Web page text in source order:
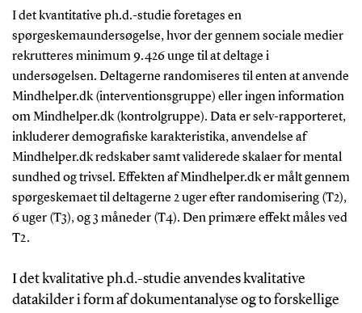
I det kvantitative ph.d.-studie foretages en
spørgeskemaundersøgelse, hvor der gennem sociale medier
rekrutteres minimum 9.426 unge til at deltage i
undersøgelsen. Deltagerne randomiseres til enten at anvende
Mindhelper.dk (interventionsgruppe) eller ingen information
om Mindhelper.dk (kontrolgruppe). Data er selv-rapporteret,
inkluderer demografiske karakteristika, anvendelse af
Mindhelper.dk redskaber samt validerede skalaer for mental
sundhed og trivsel. Effekten af Mindhelper.dk er målt gennem
spørgeskemaet til deltagerne 2 uger efter randomisering (T2),
6 uger (T3), og 3 måneder (T4). Den primære effekt måles ved
T2.
I det kvalitative ph.d.-studie anvendes kvalitative
datakilder i form af dokumentanalyse og to forskellige